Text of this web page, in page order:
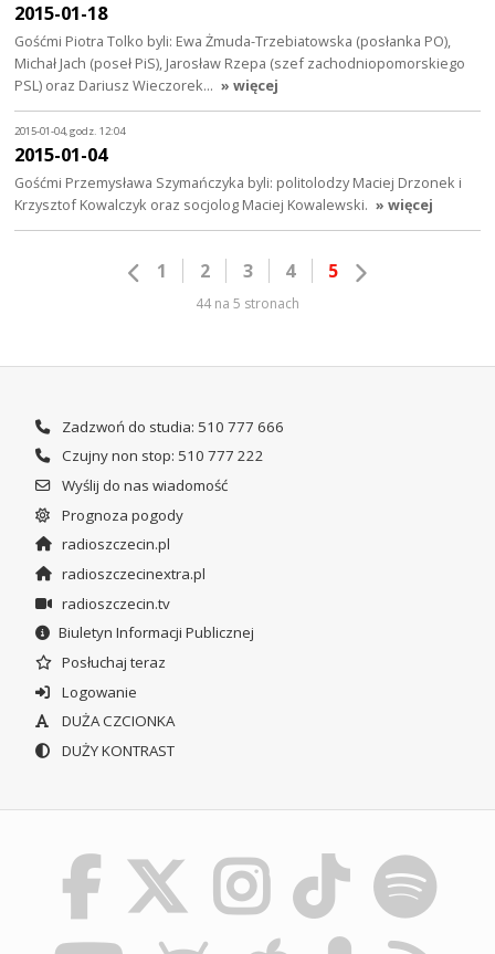
2015-01-18
Gośćmi Piotra Tolko byli: Ewa Żmuda-Trzebiatowska (posłanka PO),
Michał Jach (poseł PiS), Jarosław Rzepa (szef zachodniopomorskiego
PSL) oraz Dariusz Wieczorek… » więcej
2015-01-04, godz. 12:04
2015-01-04
Gośćmi Przemysława Szymańczyka byli: politolodzy Maciej Drzonek i
Krzysztof Kowalczyk oraz socjolog Maciej Kowalewski. » więcej
1 2 3 4 5
44 na 5 stronach
Zadzwoń do studia: 510 777 666
Czujny non stop: 510 777 222
Wyślij do nas wiadomość
Prognoza pogody
radioszczecin.pl
radioszczecinextra.pl
radioszczecin.tv
Biuletyn Informacji Publicznej
Posłuchaj teraz
Logowanie
DUŻA CZCIONKA
DUŻY KONTRAST